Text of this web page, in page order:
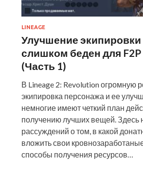
LINEAGE
Улучшение экипировки
слишком беден для F2P
(Часть 1)
В Lineage 2: Revolution огромную
экипировка персонажа и ее
немногие имеют четкий план
получению лучших вещей. Здесь
рассуждений о том, в какой
вложить свои
способы получения ресурсов…